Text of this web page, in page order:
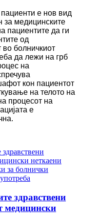
е нов вид
за медицинските
пациентите да ги
од
во болничкиот
да лежи на грб
на
кон пациентот
на телото на
процесот на
е
здравствени
медицински